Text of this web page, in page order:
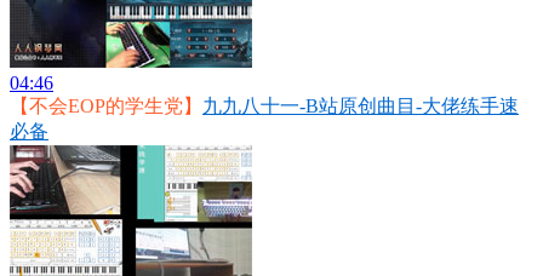
04:46
【不会EOP的学生党】 九九八十一-B站原创曲目-大佬练手速
必备